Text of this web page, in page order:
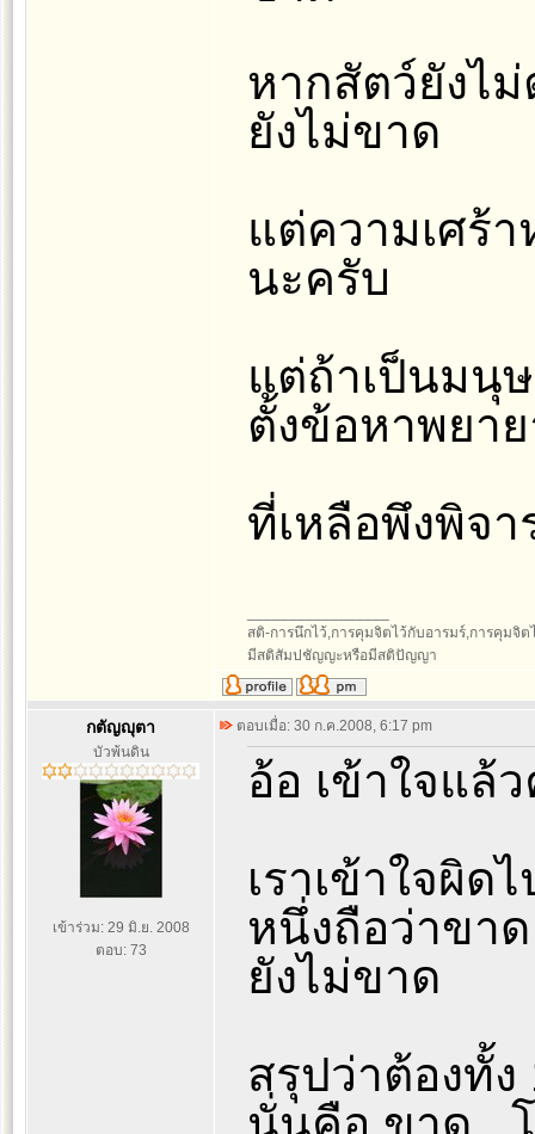
หากสัตว์ยังไ
ยังไม่ขาด
แต่ความเศร้
นะครับ
แต่ถ้าเป็นมนุ
ตั้งข้อหาพยา
ที่เหลือพึงพิจ
สติ-การนึกไว้,การคุมจิตไว้กับอารมร์,การคุมจิ
มีสติสัมปชัญญะหรือมีสติปัญญา
กตัญญุตา
บัวพ้นดิน
เข้าร่วม: 29 มิ.ย. 2008
ตอบ: 73
ตอบเมื่อ: 30 ก.ค.2008, 6:17 pm
อ้อ เข้าใจแล้
เราเข้าใจผิด
หนึ่งถือว่าขา
ยังไม่ขาด
สรุปว่าต้องทั้ง